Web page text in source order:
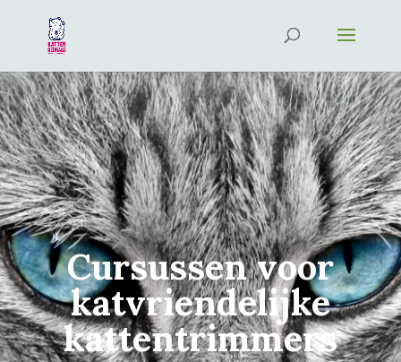
Cursussen voor
katvriendelijke
kattentrimmers